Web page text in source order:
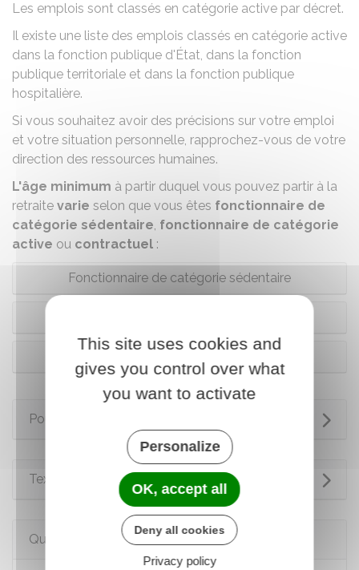
Les emplois sont classés en catégorie active par décret.
Il existe une liste des emplois classés en catégorie active
dans la fonction publique d'État, dans la fonction
publique territoriale et dans la fonction publique
hospitalière.
Si vous souhaitez avoir des précisions sur votre emploi
et votre situation personnelle, rapprochez-vous de votre
direction des ressources humaines.
L'âge minimum à partir duquel vous pouvez partir à la
retraite varie selon que vous êtes fonctionnaire de
catégorie sédentaire, fonctionnaire de catégorie
active ou contractuel :
Fonctionnaire de catégorie sédentaire
Pour en savoir plus
Textes de référence
Questions ? Réponses !
This site uses cookies and
gives you control over what
you want to activate
Personalize
OK, accept all
Deny all cookies
Privacy policy